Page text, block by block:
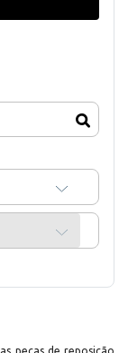
peças de reposição